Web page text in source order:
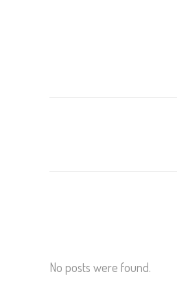
No posts were found.